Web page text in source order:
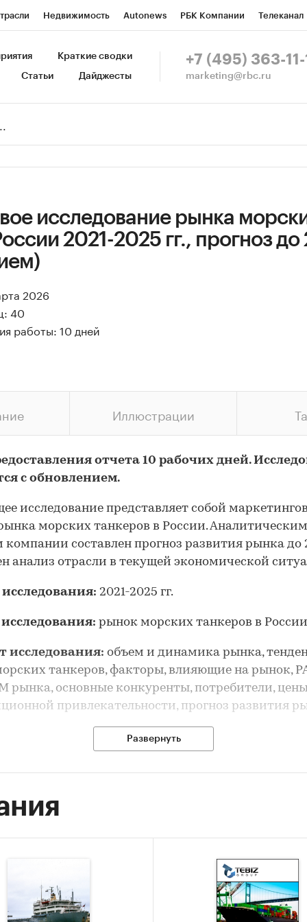
Недвижимость Autonews РБК Компании Телеканал
Спецпроекты СПб Конференции СПб Спецпроекты
Краткие сводки
Статьи Дайджесты
+7 (495) 363-11-
marketing@rbc.ru
исследование рынка
2021-2025 гг., прогноз до
2026
40
работы: 10 дней
Иллюстрации
отчета 10 рабочих дней.
с обновлением.
исследование представляет собой
морских танкеров в России. Аналитическим
компании составлен прогноз развития рынка до
анализ отрасли в текущей экономической
2021-2025 гг.
рынок морских танкеров в России
исследования: объем и динамика рынка,
танкеров, факторы, влияющие на рынок,
рынка, основные конкуренты, потребители,
привлекательности, прогноз развития
рынка морских танкеров выполнен по рынку в
его сегментов или изучения отдельных его
в России
объема и динамики рынка морских танкеров
анализ факторов, влияющих на рынок морских
основных конкурентов
Развернуть